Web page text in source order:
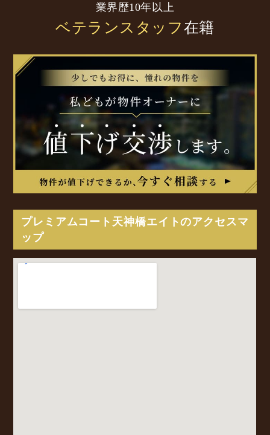
業界歴10年以上
ベテランスタッフ在籍
プレミアムコート天神橋エイトのアクセスマ
ップ